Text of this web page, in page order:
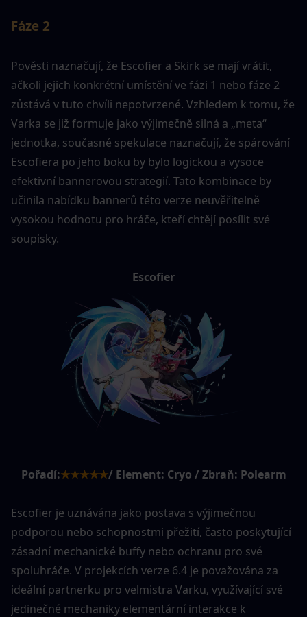
Fáze 2
Pověsti naznačují, že Escofier a Skirk se mají vrátit,
ačkoli jejich konkrétní umístění ve fázi 1 nebo fáze 2
zůstává v tuto chvíli nepotvrzené. Vzhledem k tomu, že
Varka se již formuje jako výjimečně silná a „meta“
jednotka, současné spekulace naznačují, že spárování
Escofiera po jeho boku by bylo logickou a vysoce
efektivní bannerovou strategií. Tato kombinace by
učinila nabídku bannerů této verze neuvěřitelně
vysokou hodnotu pro hráče, kteří chtějí posílit své
soupisky.
Escofier
Pořadí:★★★★★/ Element: Cryo / Zbraň: Polearm
Escofier je uznávána jako postava s výjimečnou
podporou nebo schopnostmi přežití, často poskytující
zásadní mechanické buffy nebo ochranu pro své
spoluhráče. V projekcích verze 6.4 je považována za
ideální partnerku pro velmistra Varku, využívající své
jedinečné mechaniky elementární interakce k